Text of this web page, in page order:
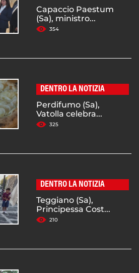
Capaccio Paestum
(Sa), ministro...
354
DENTRO LA NOTIZIA
Perdifumo (Sa),
Vatolla celebra...
325
DENTRO LA NOTIZIA
Teggiano (Sa),
Principessa Cost...
210